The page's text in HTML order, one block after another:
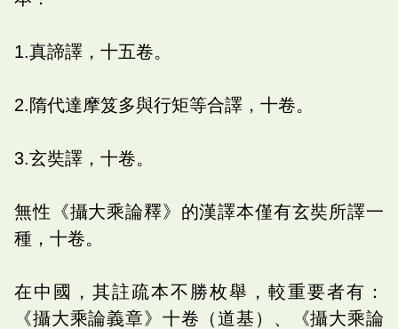
1.真諦譯，十五卷。
2.隋代達摩笈多與行矩等合譯，十卷。
3.玄奘譯，十卷。
無性《攝大乘論釋》的漢譯本僅有玄奘所譯一
種，十卷。
在中國，其註疏本不勝枚舉，較重要者有：
《攝大乘論義章》十卷（道基）、《攝大乘論